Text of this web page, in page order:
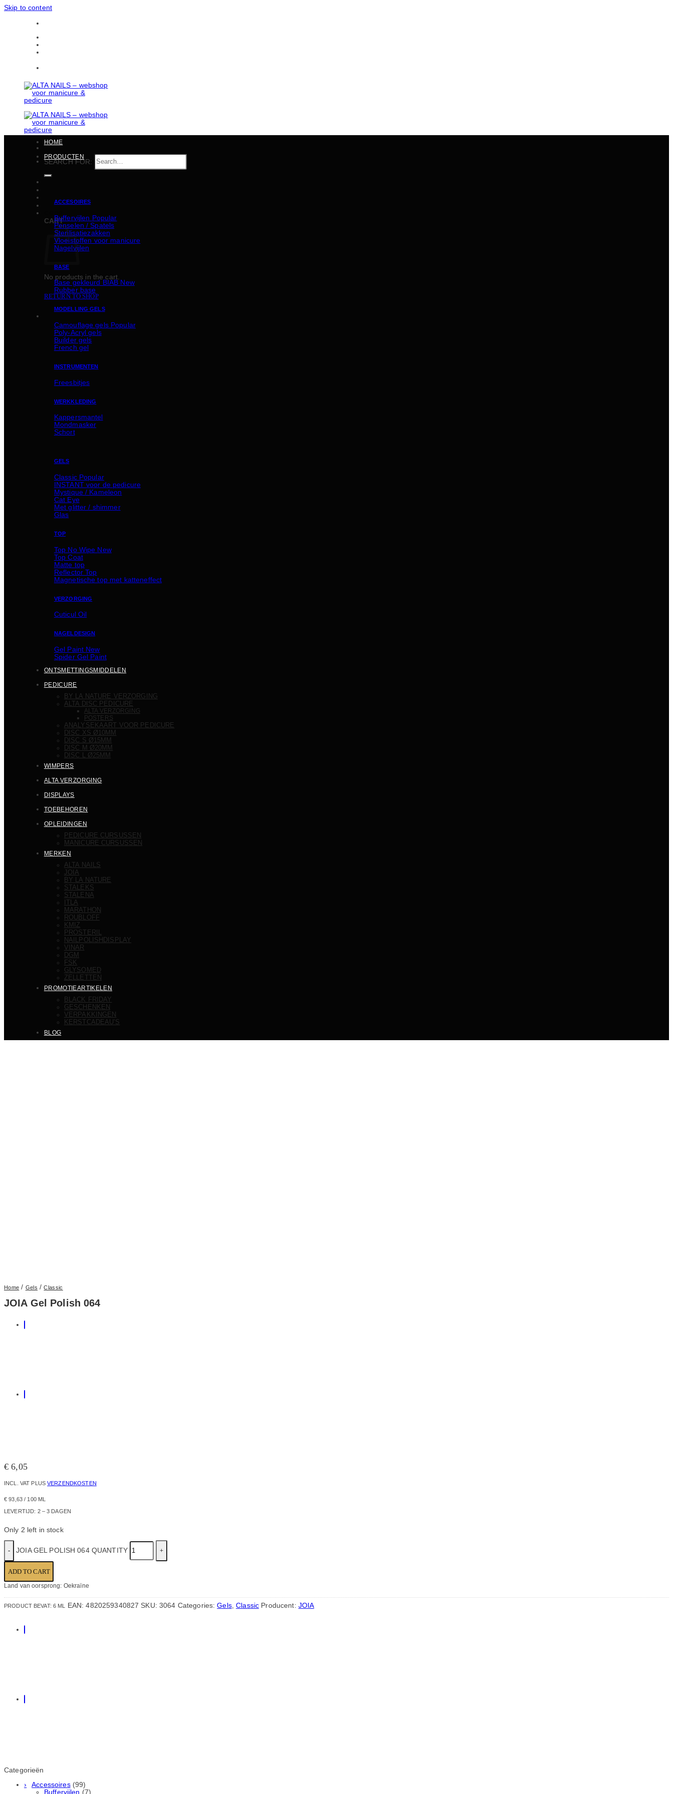
Skip to content
SEARCH FOR:
CART
No products in the cart.
RETURN TO SHOP
HOME
PRODUCTEN
ACCESOIRES
Buffervijlen
Penselen / Spatels
Sterilisatiezakken
Vloeistoffen voor manicure
Nagelvijlen
BASE
Basе gekleurd BIAB
Rubber basе
MODELLING GELS
Camouflage gels
Poly-Acryl gels
Builder gels
French gel
INSTRUMENTEN
Freesbitjes
WERKKLEDING
Kappersmantel
Mondmasker
Schort
GELS
Classic
INSTANT voor de pedicure
Mystique / Kameleon
Cat Eye
Met glitter / shimmer
Glas
TOP
Top No Wipe
Top Coat
Matte top
Reflector Top
Magnetische top met katteneffect
VERZORGING
Cuticul Oil
NAGELDESIGN
Gel Paint
Spider Gel Paint
ONTSMETTINGSMIDDELEN
PEDICURE
BY LA NATURE VERZORGING
ALTA DISC PEDICURE
ALTA VERZORGING
POSTERS
ANALYSEKAART VOOR PEDICURE
DISC XS Ø10MM
DISC S Ø15MM
DISC M Ø20MM
DISC L Ø25MM
WIMPERS
ALTA VERZORGING
DISPLAYS
TOEBEHOREN
OPLEIDINGEN
PEDICURE CURSUSSEN
MANICURE CURSUSSEN
MERKEN
ALTA NAILS
JOIA
BY LA NATURE
STALEKS
STALENA
ITLA
MARATHON
ROUBLOFF
KMIZ
PROSTERIL
NAILPOLISHDISPLAY
VINAR
DGM
FSK
GLYSOMED
ZELLETTEN
PROMOTIEARTIKELEN
BLACK FRIDAY
GESCHENKEN
VERPAKKINGEN
KERSTCADEAU’S
BLOG
Home / Gels / Classic
JOIA Gel Polish 064
€ 6,05
INCL. VAT PLUSVERZENDKOSTEN
€ 93,63/ 100 ML
LEVERTIJD: 2 – 3 DAGEN
Only 2 left in stock
JOIA GEL POLISH 064 QUANTITY
ADD TO CART
Land van oorsprong: Oekraïne
PRODUCT BEVAT: 6 ML EAN:4820259340827 SKU:3064 Categories:Gels,Classic Producent: JOIA
Categorieën
Accessoires (99)
Buffervijlen (7)